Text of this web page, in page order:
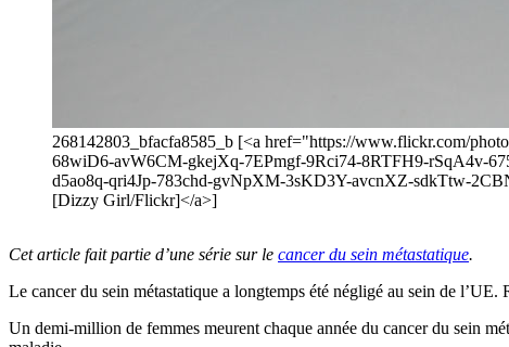
268142803_bfacfa8585_b [<a href="https://www.flickr.com/
68wiD6-avW6CM-gkejXq-7EPmgf-9Rci74-8RTFH9-rSqA4v-
d5ao8q-qri4Jp-783chd-gvNpXM-3sKD3Y-avcnXZ-sdkTtw-
[Dizzy Girl/Flickr]</a>]
Cet article fait partie d’une série sur le cancer du sein métastatique.
Le cancer du sein métastatique a longtemps été négligé au sein de
Un demi-million de femmes meurent chaque année du cancer du sein